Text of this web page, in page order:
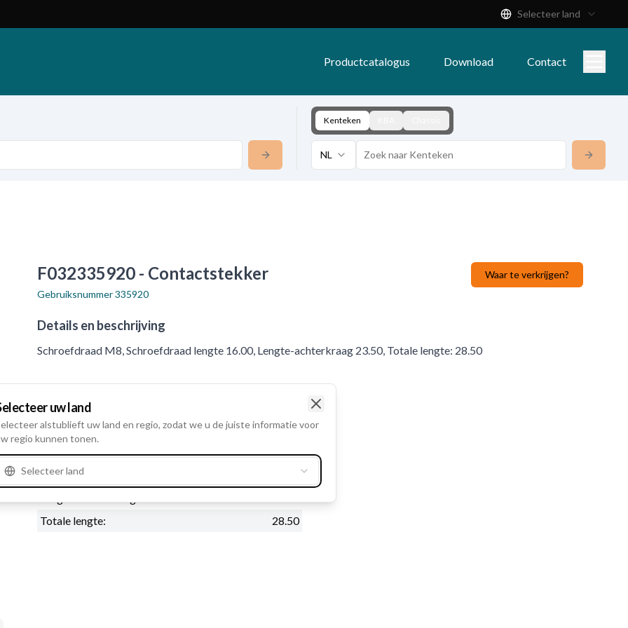
Selecteer land
Productcatalogus Download Contact
Kenteken
NL
F032335920 - Contactstekker
Waar te verkrijgen?
Gebruiksnummer335920
Details en beschrijving
Schroefdraad M8, Schroefdraad lengte 16.00, Lengte-achterkraag 23.50, Totale lengte: 28.50
Fysieke informatie
Schroefdraad
M8
Schroefdraad lengte
Totale lengte:
28.50
uw land
alstublieft uw land en regio, zodat we u de juiste informatie voor
regio kunnen tonen.
Selecteer land